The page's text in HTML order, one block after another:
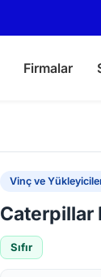
Firmalar
Vinç ve
Caterpillar
Sıfır